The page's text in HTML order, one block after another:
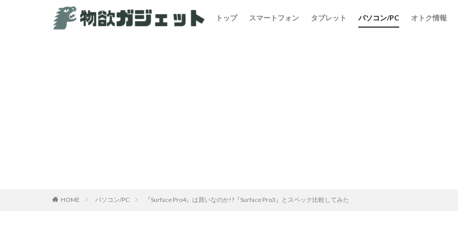
トップ スマートフォン タブレット パソコン/PC オトク情報
HOME パソコン/PC 『Surface Pro4』は買いなのか!?『Surface Pro3』とスペック比較してみた